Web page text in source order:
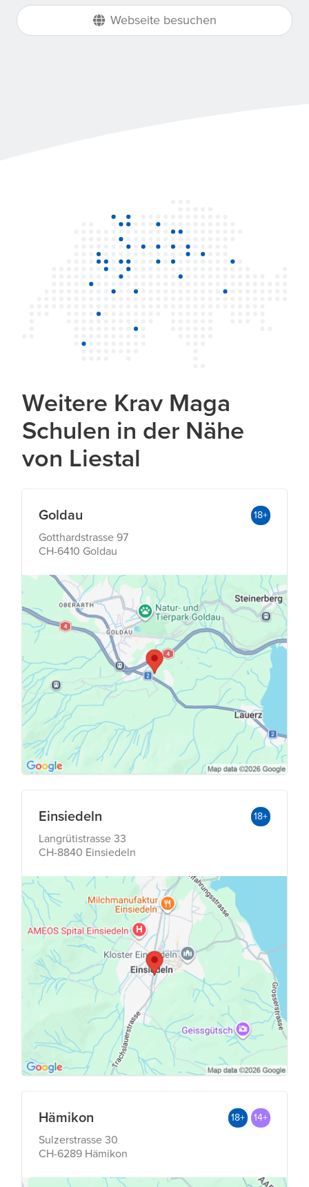
Webseite besuchen
Weitere Krav Maga
Schulen in der Nähe
von Liestal
Goldau 18+
Gotthardstrasse 97
CH-6410 Goldau
Einsiedeln 18+
Langrütistrasse 33
CH-8840 Einsiedeln
Hämikon 18+ 14+
Sulzerstrasse 30
CH-6289 Hämikon